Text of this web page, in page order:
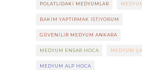
POLATLIDAKI MEDYUMLAR
BAKIM YAPTIRMAK ISTIYORUM
GÜVENILIR MEDYUM ANKARA
MEDYUM ENSAR HOCA MEDYUM
MEDYUM ALP HOCA